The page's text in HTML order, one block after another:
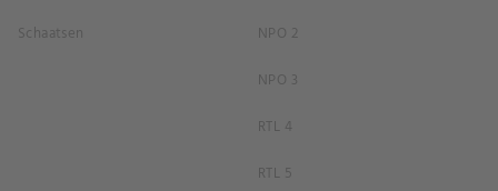
Schaatsen
NPO 2
NPO 3
RTL 4
RTL 5